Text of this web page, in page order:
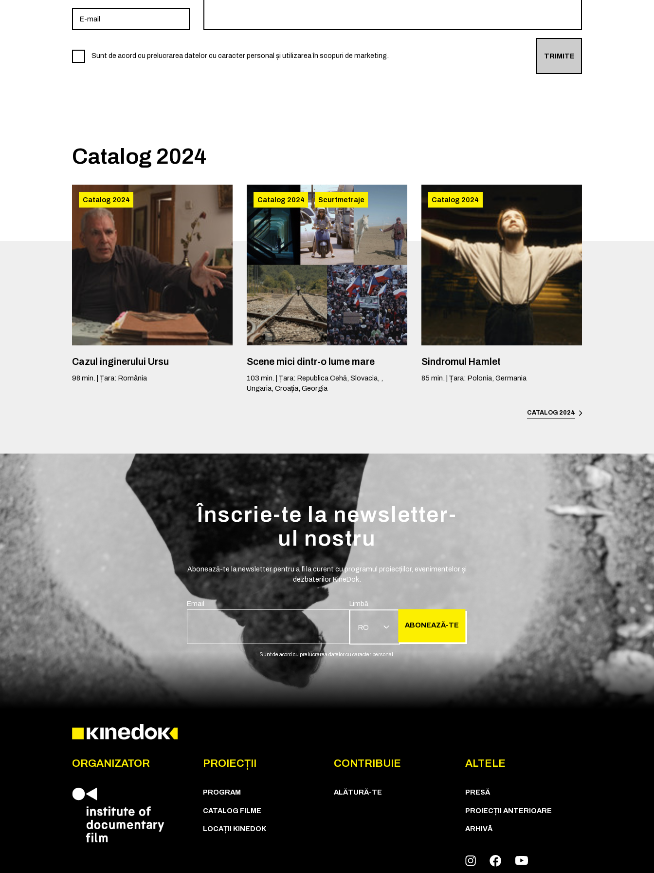
Sunt de acord cu prelucrarea datelor cu caracter personal și utilizarea în scopuri de marketing. TRIMITE
Catalog 2024
Catalog 2024
Cazul inginerului Ursu
98 min. Țara: România
Catalog 2024 Scurtmetraje
Scene mici dintr-o lume mare
103 min. Țara: Republica Cehă, Slovacia, ,
Ungaria, Croația, Georgia
Catalog 2024
Sindromul Hamlet
85 min. Țara: Polonia, Germania
CATALOG 2024
Înscrie-te la newsletter-
ul nostru
Abonează-te la newsletter pentru a fi la curent cu programul proiecțiilor, evenimentelor și
dezbaterilor KineDok.
Email Limbă
RO ABONEAZĂ-TE
Sunt de acord cu prelucrarea datelor cu caracter personal.
ORGANIZATOR PROIECȚII
PROGRAM
CATALOG FILME
LOCAȚII KINEDOK
CONTRIBUIE
ALĂTURĂ-TE
ALTELE
PRESĂ
PROIECȚII ANTERIOARE
ARHIVĂ